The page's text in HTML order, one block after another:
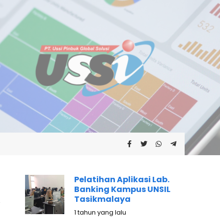
Pelatihan Aplikasi Lab.
Banking Kampus UNSIL
Tasikmalaya
1 tahun yang lalu